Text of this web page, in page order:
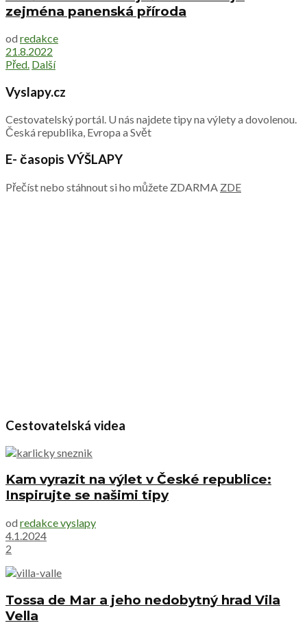
zejména panenská příroda
od redakce
21.8.2022
Před. Další
Vyslapy.cz
Cestovatelský portál. U nás najdete tipy na výlety a dovolenou.
Česká republika, Evropa a Svět
E- časopis VÝŠLAPY
Přečíst nebo stáhnout si ho můžete ZDARMA ZDE
Cestovatelská videa
Kam vyrazit na výlet v České republice:
Inspirujte se našimi tipy
od redakce vyslapy
4.1.2024
2
Tossa de Mar a jeho nedobytný hrad Vila
Vella